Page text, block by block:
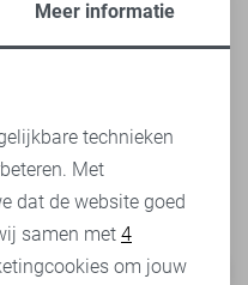
Meer informatie
technieken
Met
dat de website goed
samen met 4
om jouw